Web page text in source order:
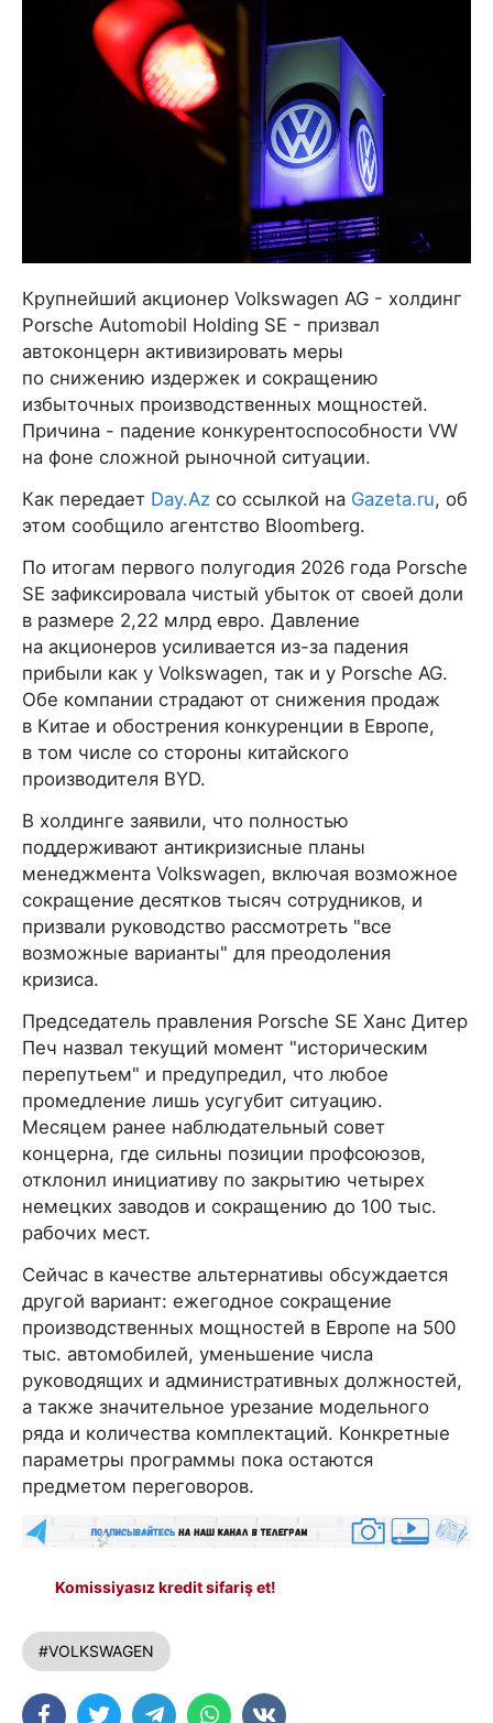
Крупнейший акционер Volkswagen AG - холдинг
Porsche Automobil Holding SE - призвал
автоконцерн активизировать меры
по снижению издержек и сокращению
избыточных производственных мощностей.
Причина - падение конкурентоспособности VW
на фоне сложной рыночной ситуации.
Как передает Day.Az со ссылкой на Gazeta.ru, об
этом сообщило агентство Bloomberg.
По итогам первого полугодия 2026 года Porsche
SE зафиксировала чистый убыток от своей доли
в размере 2,22 млрд евро. Давление
на акционеров усиливается из-за падения
прибыли как у Volkswagen, так и у Porsche AG.
Обе компании страдают от снижения продаж
в Китае и обострения конкуренции в Европе,
в том числе со стороны китайского
производителя BYD.
В холдинге заявили, что полностью
поддерживают антикризисные планы
менеджмента Volkswagen, включая возможное
сокращение десятков тысяч сотрудников, и
призвали руководство рассмотреть "все
возможные варианты" для преодоления
кризиса.
Председатель правления Porsche SE Ханс Дитер
Печ назвал текущий момент "историческим
перепутьем" и предупредил, что любое
промедление лишь усугубит ситуацию.
Месяцем ранее наблюдательный совет
концерна, где сильны позиции профсоюзов,
отклонил инициативу по закрытию четырех
немецких заводов и сокращению до 100 тыс.
рабочих мест.
Сейчас в качестве альтернативы обсуждается
другой вариант: ежегодное сокращение
производственных мощностей в Европе на 500
тыс. автомобилей, уменьшение числа
руководящих и административных должностей,
а также значительное урезание модельного
ряда и количества комплектаций. Конкретные
параметры программы пока остаются
предметом переговоров.
Komissiyasız kredit sifariş et!
#VOLKSWAGEN